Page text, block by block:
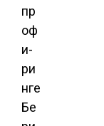
пр
оф
и-
ри
нге
Бе